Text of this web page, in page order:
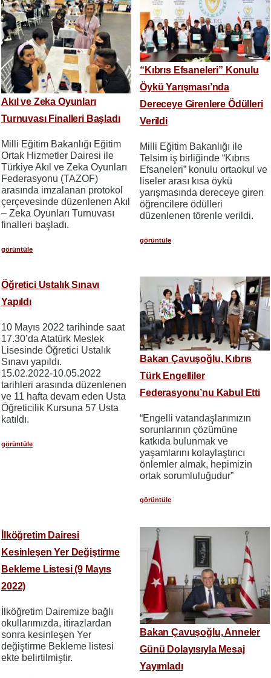
Akıl ve Zeka Oyunları
Turnuvası Finalleri Başladı
Milli Eğitim Bakanlığı Eğitim
Ortak Hizmetler Dairesi ile
Türkiye Akıl ve Zeka Oyunları
Federasyonu (TAZOF)
arasında imzalanan protokol
çerçevesinde düzenlenen Akıl
– Zeka Oyunları Turnuvası
finalleri başladı.
görüntüle
“Kıbrıs Efsaneleri” Konulu
Öykü Yarışması’nda
Dereceye Girenlere Ödülleri
Verildi
Milli Eğitim Bakanlığı ile
Telsim iş birliğinde “Kıbrıs
Efsaneleri” konulu ortaokul ve
liseler arası kısa öykü
yarışmasında dereceye giren
öğrencilere ödülleri
düzenlenen törenle verildi.
görüntüle
Öğretici Ustalık Sınavı
Yapıldı
10 Mayıs 2022 tarihinde saat
17.30’da Atatürk Meslek
Lisesinde Öğretici Ustalık
Sınavı yapıldı.
15.02.2022-10.05.2022
tarihleri arasında düzenlenen
ve 11 hafta devam eden Usta
Öğreticilik Kursuna 57 Usta
katıldı.
görüntüle
Bakan Çavuşoğlu, Kıbrıs
Türk Engelliler
Federasyonu’nu Kabul Etti
“Engelli vatandaşlarımızın
sorunlarının çözümüne
katkıda bulunmak ve
yaşamlarını kolaylaştırıcı
önlemler almak, hepimizin
ortak sorumluluğudur”
görüntüle
İlköğretim Dairesi
Kesinleşen Yer Değiştirme
Bekleme Listesi (9 Mayıs
2022)
İlköğretim Dairemize bağlı
okullarımızda, itirazlardan
sonra kesinleşen Yer
değiştirme Bekleme listesi
ekte belirtilmiştir.
Bakan Çavuşoğlu, Anneler
Günü Dolayısıyla Mesaj
Yayımladı